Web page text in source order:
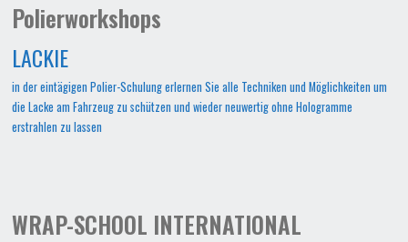
Polierworkshops
LACKIE
in der eintägigen Polier-Schulung erlernen Sie alle Techniken und Möglichkeiten um
die Lacke am Fahrzeug zu schützen und wieder neuwertig ohne Hologramme
erstrahlen zu lassen
WRAP-SCHOOL INTERNATIONAL